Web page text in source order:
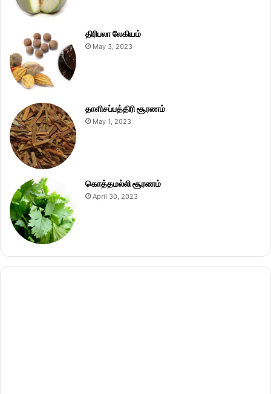
திரிபலா லேகியம்
May 3, 2023
தாளிசப்பத்திரி சூரணம்
May 1, 2023
கொத்தமல்லி சூரணம்
April 30, 2023